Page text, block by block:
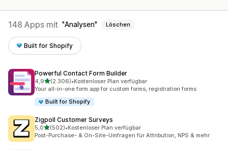
148 Apps mit Analysen Löschen
Built for Shopify
Powerful Contact Form Builder
4,9von 5 Sternen
(2.306)
2306 Rezensionen insgesamt
•Kostenloser Plan verfügbar
Your all-in-one form app for custom forms, registration forms
Built for Shopify
Zigpoll Customer Surveys
5,0von 5 Sternen
(502)
502 Rezensionen insgesamt
•Kostenloser Plan verfügbar
Post-Purchase- & On-Site-Umfragen für Attribution, NPS & mehr